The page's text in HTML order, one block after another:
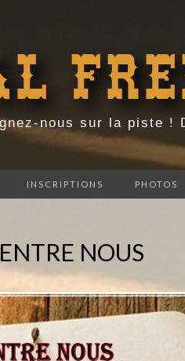
nous sur la piste !
INSCRIPTIONS PHOTOS
NOUS